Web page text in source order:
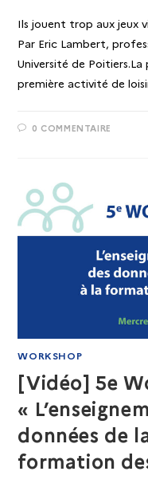
Ils jouent trop aux jeux
Par Eric Lambert,
Université de
première activité de
0 COMMENTAIRE
WORKSHOP
[Vidéo] 5e
«
données de
formation